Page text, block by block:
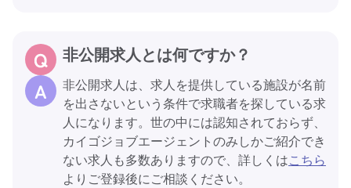
非公開求人とは何ですか？
非公開求人は、求人を提供している施設が名前
を出さないという条件で求職者を探している求
人になります。世の中には認知されておらず、
カイゴジョブエージェントのみしかご紹介でき
ない求人も多数ありますので、詳しくはこちら
よりご登録後にご相談ください。